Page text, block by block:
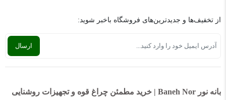
از تخفیف‌ها و جدیدترین‌های فروشگاه باخبر شوید:
بانه نور Baneh Nor | خرید مطمئن چراغ قوه و تجهیزات روشنایی